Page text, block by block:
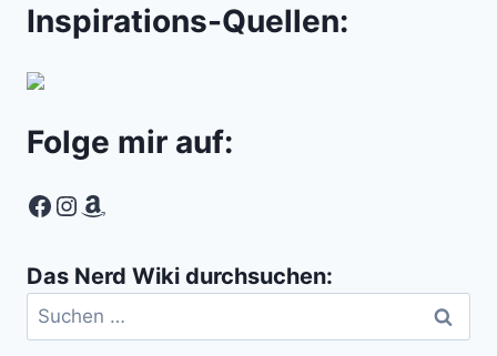
Inspirations-Quellen:
Folge mir auf:
Facebook
Instagram
Amazon
Das Nerd Wiki durchsuchen:
Suchen
nach: